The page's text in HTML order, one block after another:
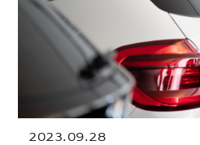
2023.09.28